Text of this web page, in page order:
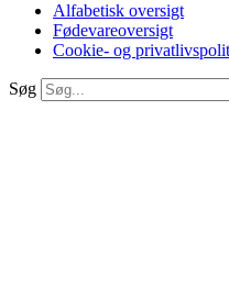
Alfabetisk oversigt
Fødevareoversigt
Cookie- og
Søg